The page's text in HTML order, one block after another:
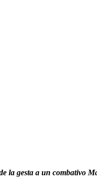
la gesta a un combativo